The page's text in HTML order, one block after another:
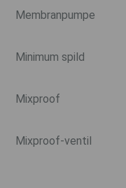
Membranpumpe
Minimum spild
Mixproof
Mixproof-ventil